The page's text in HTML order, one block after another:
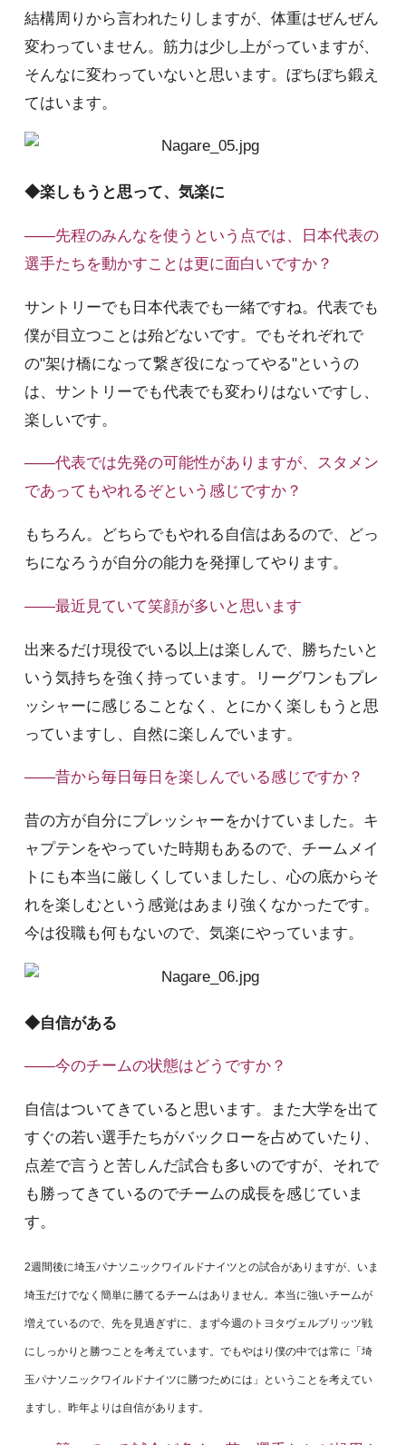
結構周りから言われたりしますが、体重はぜんぜん
変わっていません。筋力は少し上がっていますが、
そんなに変わっていないと思います。ぼちぼち鍛え
てはいます。
◆楽しもうと思って、気楽に
――先程のみんなを使うという点では、日本代表の
選手たちを動かすことは更に面白いですか？
サントリーでも日本代表でも一緒ですね。代表でも
僕が目立つことは殆どないです。でもそれぞれで
の"架け橋になって繋ぎ役になってやる"というの
は、サントリーでも代表でも変わりはないですし、
楽しいです。
――代表では先発の可能性がありますが、スタメン
であってもやれるぞという感じですか？
もちろん。どちらでもやれる自信はあるので、どっ
ちになろうが自分の能力を発揮してやります。
――最近見ていて笑顔が多いと思います
出来るだけ現役でいる以上は楽しんで、勝ちたいと
いう気持ちを強く持っています。リーグワンもプレ
ッシャーに感じることなく、とにかく楽しもうと思
っていますし、自然に楽しんでいます。
――昔から毎日毎日を楽しんでいる感じですか？
昔の方が自分にプレッシャーをかけていました。キ
ャプテンをやっていた時期もあるので、チームメイ
トにも本当に厳しくしていましたし、心の底からそ
れを楽しむという感覚はあまり強くなかったです。
今は役職も何もないので、気楽にやっています。
◆自信がある
――今のチームの状態はどうですか？
自信はついてきていると思います。また大学を出て
すぐの若い選手たちがバックローを占めていたり、
点差で言うと苦しんだ試合も多いのですが、それで
も勝ってきているのでチームの成長を感じていま
す。
2週間後に埼玉パナソニックワイルドナイツとの試合がありますが、いま
埼玉だけでなく簡単に勝てるチームはありません。本当に強いチームが
増えているので、先を見過ぎずに、まず今週のトヨタヴェルブリッツ戦
にしっかりと勝つことを考えています。でもやはり僕の中では常に「埼
玉パナソニックワイルドナイツに勝つためには」ということを考えてい
ますし、昨年よりは自信があります。